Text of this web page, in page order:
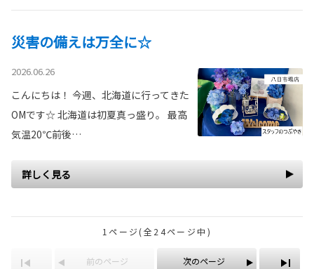
災害の備えは万全に☆
2026.06.26
こんにちは！ 今週、北海道に行ってきた
OMです☆ 北海道は初夏真っ盛り。 最高
気温20℃前後…
詳しく見る
1ページ(全24ページ中)
前のページ 次のページ